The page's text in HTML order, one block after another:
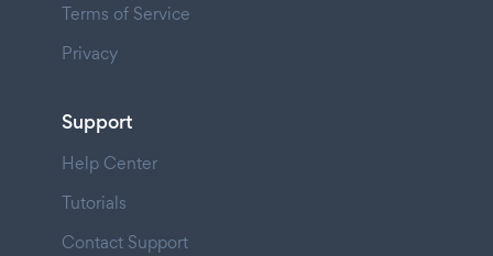
Terms of Service
Privacy
Support
Help Center
Tutorials
Contact Support